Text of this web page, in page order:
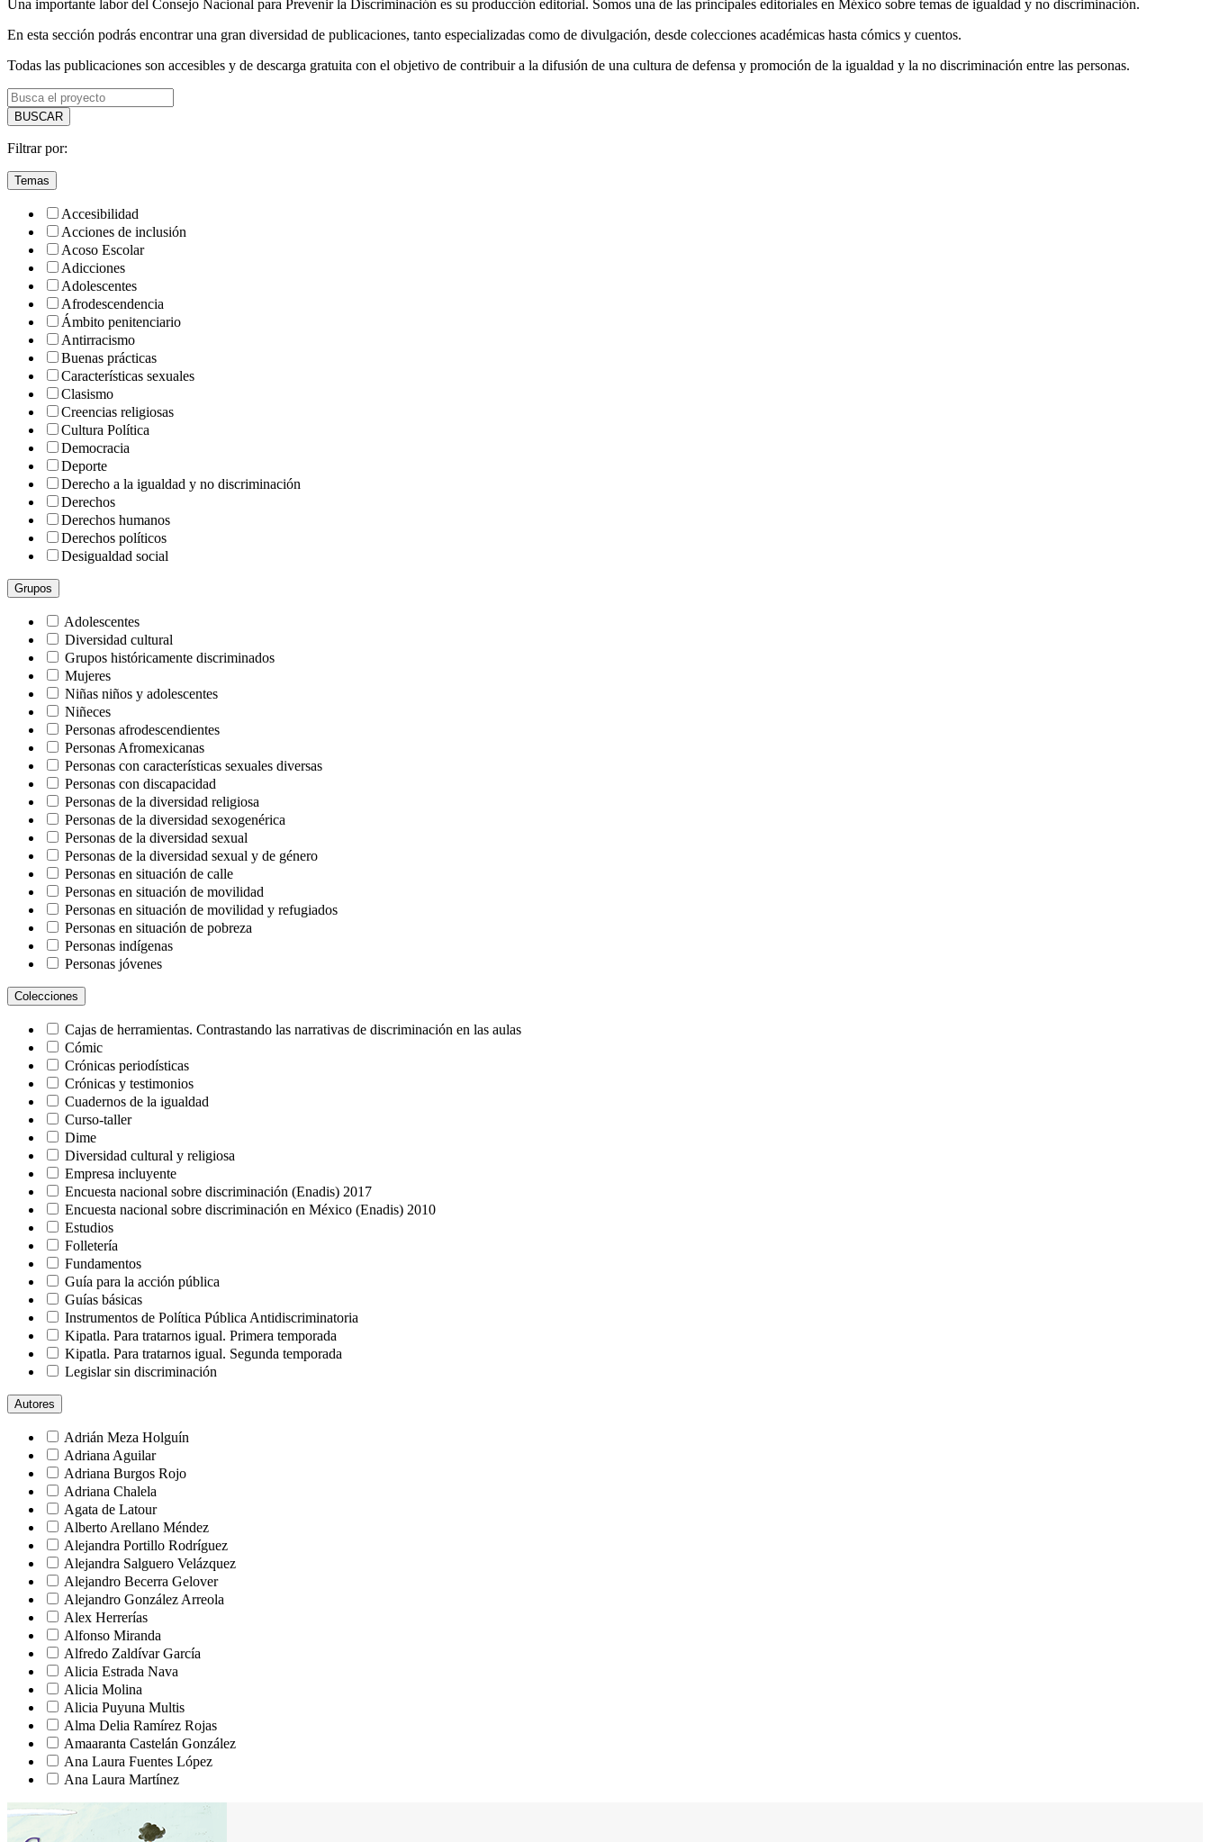
Una importante labor del Consejo Nacional para Prevenir la Discriminación es su producción editorial. Somos una de las principales editoriales en México sobre temas de igualdad y no discriminación.
En esta sección podrás encontrar una gran diversidad de publicaciones, tanto especializadas como de divulgación, desde colecciones académicas hasta cómics y cuentos.
Todas las publicaciones son accesibles y de descarga gratuita con el objetivo de contribuir a la difusión de una cultura de defensa y promoción de la igualdad y la no discriminación entre las personas.
BUSCAR
Filtrar por:
Temas
Accesibilidad
Acciones de inclusión
Acoso Escolar
Adicciones
Adolescentes
Afrodescendencia
Ámbito penitenciario
Antirracismo
Buenas prácticas
Características sexuales
Clasismo
Creencias religiosas
Cultura Política
Democracia
Deporte
Derecho a la igualdad y no discriminación
Derechos
Derechos humanos
Derechos políticos
Desigualdad social
Diversidad
Diversidad cultural y étnica
Educación
Estigmas y prejuicios
Ética
Familias diversas
Gasto público
Género
Grupos históricamente discriminados
Historias de discriminación
Homofobia
Identidad y expresión de género
Igualdad
Igualdad y no discriminación
Inclusión
Inclusión educativa
Inclusión financiera
Inclusión laboral
Indicadores
Jóvenes
Jurisprudencia
Justicia social
Legislación
Lenguaje
Lenguaje incluyente
Leyes y normatividad
Libertad de expresión
Libertad religiosa
Mecanismos de protección
Medios de comunicación
Migración y refugio
Movilidad
Mujeres
No discriminación
Normativa laboral
Orientación sexual
Pandemia
Periodismo
Políticas públicas
Políticas antidiscriminatorias
Prácticas discriminatorias
Protección Civil
Racismo
Redes Sociales
Sexualidades diversas
Sociedad
Trabajo
Trabajo del hogar
Tratados
VIH
Xenofobia
Grupos
Adolescentes
Diversidad cultural
Grupos históricamente discriminados
Mujeres
Niñas niños y adolescentes
Niñeces
Personas afrodescendientes
Personas Afromexicanas
Personas con características sexuales diversas
Personas con discapacidad
Personas de la diversidad religiosa
Personas de la diversidad sexogenérica
Personas de la diversidad sexual
Personas de la diversidad sexual y de género
Personas en situación de calle
Personas en situación de movilidad
Personas en situación de movilidad y refugiados
Personas en situación de pobreza
Personas indígenas
Personas jóvenes
Personas migrantes y refugiadas
Personas que viven con VIH
Personas trabajadoras del hogar
Personas usuarias de drogas
Personas y comunidades afromexicanas
Personas y pueblos indígenas
Profesorado
Pueblos y comunidades afromexicanos
Colecciones
Cajas de herramientas. Contrastando las narrativas de discriminación en las aulas
Cómic
Crónicas periodísticas
Crónicas y testimonios
Cuadernos de la igualdad
Curso-taller
Dime
Diversidad cultural y religiosa
Empresa incluyente
Encuesta nacional sobre discriminación (Enadis) 2017
Encuesta nacional sobre discriminación en México (Enadis) 2010
Estudios
Folletería
Fundamentos
Guía para la acción pública
Guías básicas
Instrumentos de Política Pública Antidiscriminatoria
Kipatla. Para tratarnos igual. Primera temporada
Kipatla. Para tratarnos igual. Segunda temporada
Legislar sin discriminación
Miradas
Obras varias
Reporte sobre la discriminación en México 2012
Testimonios sobre discriminación
Testimonios sobre la igualdad
Textos del caracol
No Aplica
Autores
Adrián Meza Holguín
Adriana Aguilar
Adriana Burgos Rojo
Adriana Chalela
Agata de Latour
Alberto Arellano Méndez
Alejandra Portillo Rodríguez
Alejandra Salguero Velázquez
Alejandro Becerra Gelover
Alejandro González Arreola
Alex Herrerías
Alfonso Miranda
Alfredo Zaldívar García
Alicia Estrada Nava
Alicia Molina
Alicia Puyuna Multis
Alma Delia Ramírez Rojas
Amaaranta Castelán González
Ana Laura Fuentes López
Ana Laura Martínez
Angélica Rodríguez Abad
Arturo Díaz Betancourt